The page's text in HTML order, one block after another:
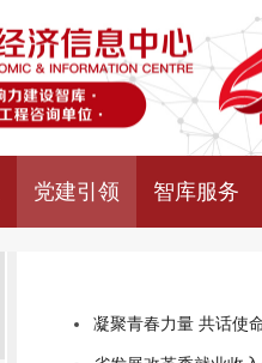
党建引领 智库服务
凝聚青春力量 共话使